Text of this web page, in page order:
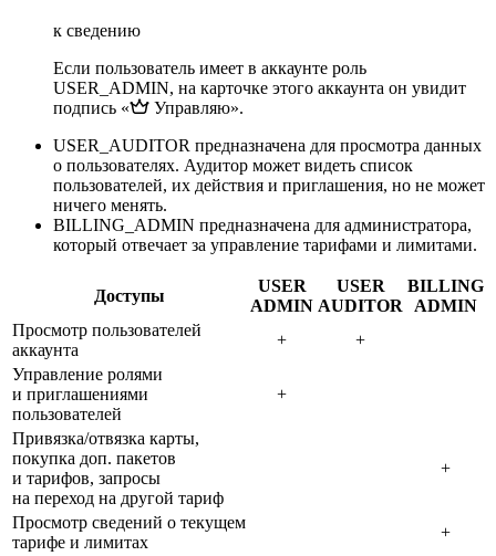
к сведению
Если пользователь имеет в аккаунте роль
USER_ADMIN, на карточке этого аккаунта он увидит
подпись «
Управляю».
USER_AUDITOR предназначена для просмотра данных
о пользователях. Аудитор может видеть список
пользователей, их действия и приглашения, но не может
ничего менять.
BILLING_ADMIN предназначена для администратора,
который отвечает за управление тарифами и лимитами.
Доступы
USER
ADMIN
USER
AUDITOR
BILLING
ADMIN
Просмотр пользователей
аккаунта
+
+
Управление ролями
и приглашениями
пользователей
+
Привязка/отвязка карты,
покупка доп. пакетов
и тарифов, запросы
на переход на другой тариф
+
Просмотр сведений о текущем
тарифе и лимитах
+